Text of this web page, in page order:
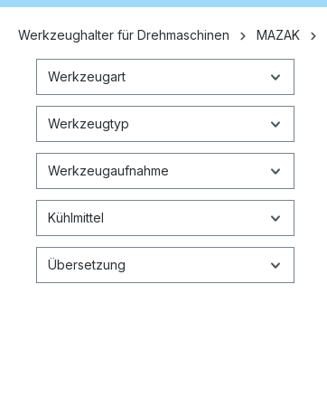
Werkzeughalter für Drehmaschinen MAZAK
Werkzeugart
Werkzeugtyp
Werkzeugaufnahme
Kühlmittel
Übersetzung